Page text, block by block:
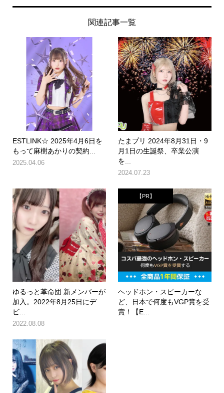
関連記事一覧
ESTLINK☆ 2025年4月6日を
もって麻樹あかりの契約...
2025.04.06
たまプリ 2024年8月31日・9
月1日の生誕祭、卒業公演
を...
2024.07.23
ゆるっと革命団 新メンバーが
加入。2022年8月25日にデ
ビ...
2022.08.08
【PR】
ヘッドホン・スピーカーな
ど、日本で何度もVGP賞を受
賞！【E...